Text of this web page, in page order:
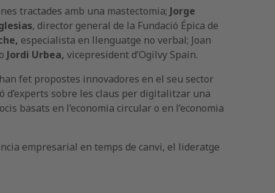
tractades amb una mastectomia; Jorge
, director general de la Fundació Épica de
especialista en llenguatge no verbal; Joan
Jordi Urbea, vicepresident d’Ogilvy Spain.
fet propostes innovadores en el seu sector
d’experts sobre les claus per digitalitzar una
basats en l’economia circular o en l’economia
empresarial en temps de canvi, el lideratge